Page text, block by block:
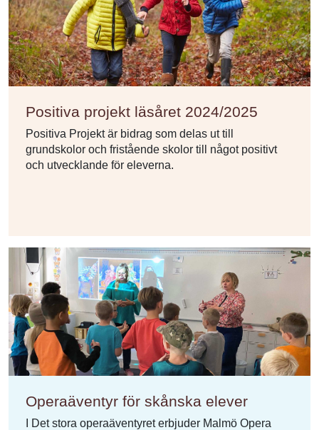
Positiva projekt läsåret 2024/2025
Positiva Projekt är bidrag som delas ut till
grundskolor och fristående skolor till något positivt
och utvecklande för eleverna.
Operaäventyr för skånska elever
I Det stora operaäventyret erbjuder Malmö Opera